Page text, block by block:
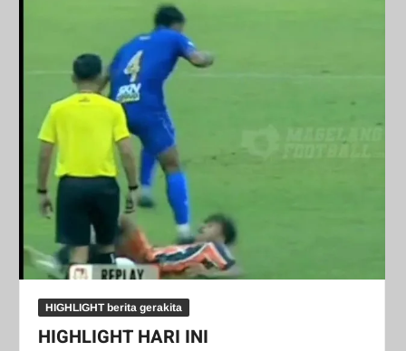
HIGHLIGHT berita gerakita
HIGHLIGHT HARI INI